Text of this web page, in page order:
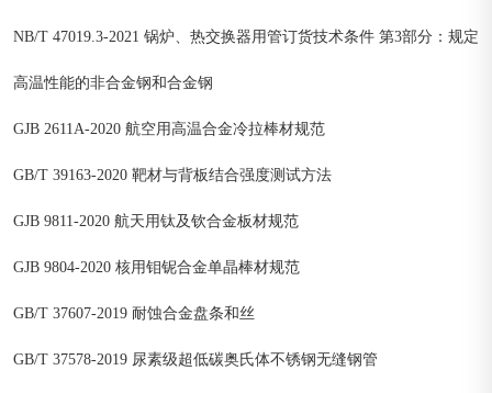
NB/T 47019.3-2021 锅炉、热交换器用管订货技术条件 第3部分：规定
高温性能的非合金钢和合金钢
GJB 2611A-2020 航空用高温合金冷拉棒材规范
GB/T 39163-2020 靶材与背板结合强度测试方法
GJB 9811-2020 航天用钛及钦合金板材规范
GJB 9804-2020 核用钼铌合金单晶棒材规范
GB/T 37607-2019 耐蚀合金盘条和丝
GB/T 37578-2019 尿素级超低碳奥氏体不锈钢无缝钢管